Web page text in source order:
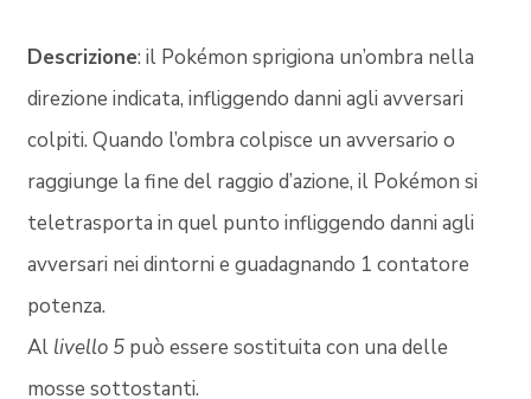
Descrizione: il Pokémon sprigiona un’ombra nella
direzione indicata, infliggendo danni agli avversari
colpiti. Quando l’ombra colpisce un avversario o
raggiunge la fine del raggio d’azione, il Pokémon si
teletrasporta in quel punto infliggendo danni agli
avversari nei dintorni e guadagnando 1 contatore
potenza.
Al livello 5 può essere sostituita con una delle
mosse sottostanti.